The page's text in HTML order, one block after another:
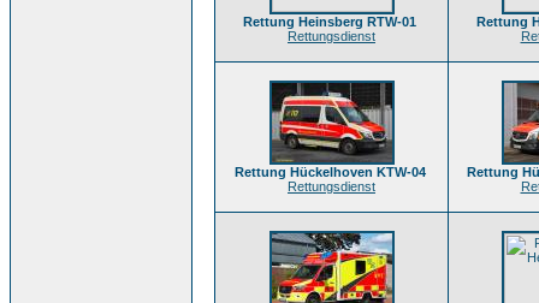
Rettung Heinsberg RTW-01
Rettungsdienst
Rettung
Rettung Hückelhoven KTW-04
Rettungsdienst
Rettung